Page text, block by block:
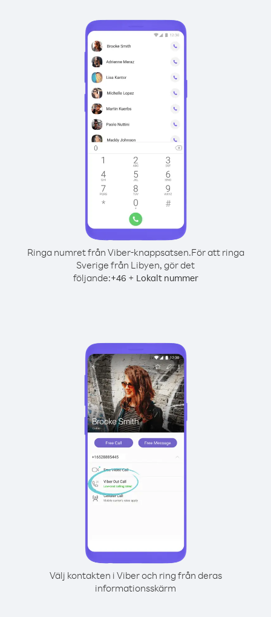
Ringa numret från Viber-knappsatsen.För att ringa
Sverige från Libyen, gör det
följande:+46 + Lokalt nummer
Välj kontakten i Viber och ring från deras
informationsskärm